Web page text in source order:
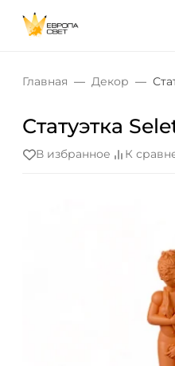
Главная Декор
Статуэтка
В избранное К